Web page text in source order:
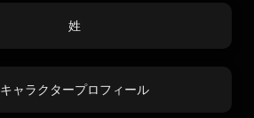
姓
キャラクタープロフィール